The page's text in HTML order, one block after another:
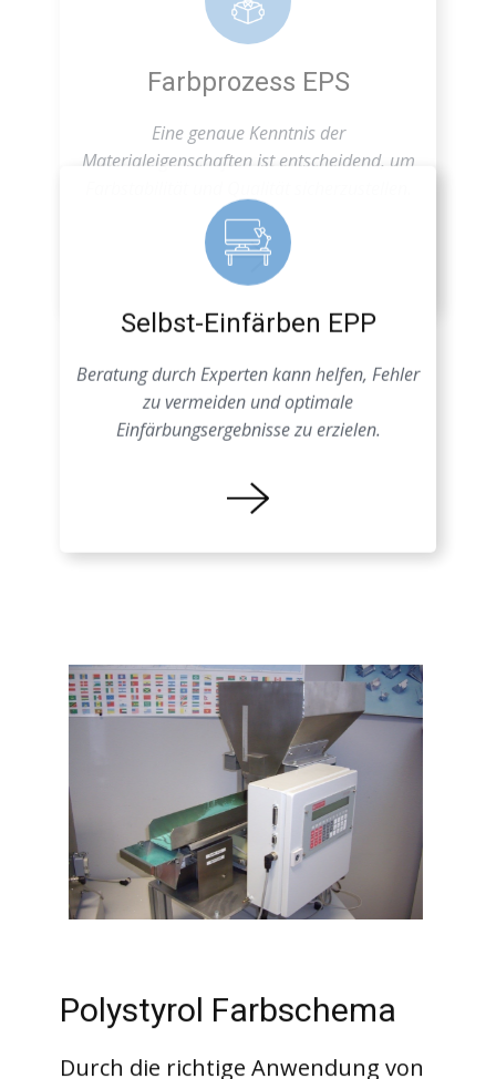
Farbstabilität und Qualität sicherzustellen.
Selbst-Einfärben EPP
Beratung durch Experten kann helfen, Fehler
zu vermeiden und optimale
Einfärbungsergebnisse zu erzielen.
Polystyrol Farbschema
Durch die richtige Anwendung von